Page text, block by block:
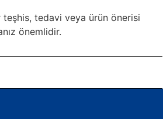
teşhis, tedavi veya ürün önerisi
önemlidir.